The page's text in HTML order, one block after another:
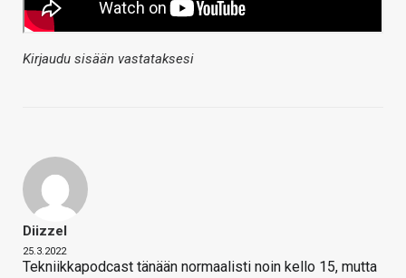
Kirjaudu sisään vastataksesi
Diizzel
25.3.2022
Tekniikkapodcast tänään normaalisti noin kello 15, mutta